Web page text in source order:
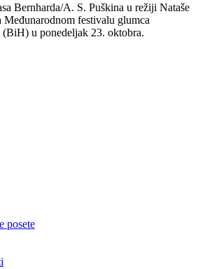
Bernharda/A. S. Puškina u režiji Nataše
festivalu glumca
u ponedeljak 23. oktobra.
posete